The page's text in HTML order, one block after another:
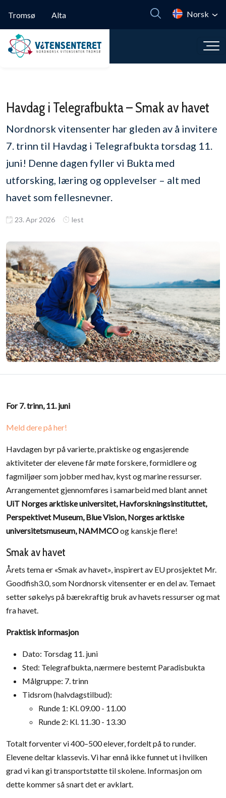
Tromsø
Alta Norsk
Havdag i Telegrafbukta – Smak av havet
Nordnorsk vitensenter har gleden av å invitere
7. trinn til Havdag i Telegrafbukta torsdag 11.
juni! Denne dagen fyller vi Bukta med
utforsking, læring og opplevelser – alt med
havet som fellesnevner.
23. Apr 2026 lest
For 7. trinn, 11. juni
Meld dere på her!
Havdagen byr på varierte, praktiske og engasjerende
aktiviteter der elevene får møte forskere, formidlere og
fagmiljøer som jobber med hav, kyst og marine ressurser.
Arrangementet gjennomføres i samarbeid med blant annet
UiT Norges arktiske universitet, Havforskningsinstituttet,
Perspektivet Museum, Blue Vision, Norges arktiske
universitetsmuseum, NAMMCOog kanskje flere!
Smak av havet
Årets tema er «Smak av havet», inspirert av EU prosjektet Mr.
Goodfish3.0, som Nordnorsk vitensenter er en del av. Temaet
setter søkelys på bærekraftig bruk av havets ressurser og mat
fra havet.
Praktisk informasjon
Dato: Torsdag 11. juni
Sted: Telegrafbukta, nærmere bestemt Paradisbukta
Målgruppe: 7. trinn
Tidsrom (halvdagstilbud):
Runde 1: Kl. 09.00 - 11.00
Runde 2: Kl. 11.30 - 13.30
Totalt forventer vi 400–500 elever, fordelt på to runder.
Elevene deltar klassevis. Vi har ennå ikke funnet ut i hvilken
grad vi kan gi transportstøtte til skolene. Informasjon om
dette kommer så snart det er avklart.